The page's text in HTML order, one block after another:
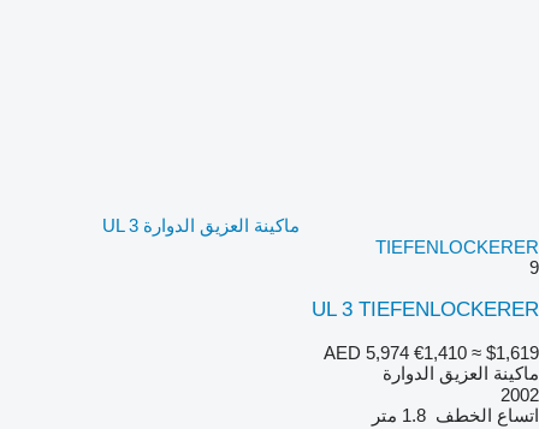
ماكينة العزيق الدوارة UL 3
TIEFENLOCKERER
9
UL 3 TIEFENLOCKERER
AED 5,974 €1,410 ≈ $1,619
ماكينة العزيق الدوارة
2002
اتساع الخطف 1.8 متر